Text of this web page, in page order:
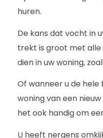
huren.
De kans dat vocht in
trekt is groot met
dien in uw woning,
Of wanneer u de
woning van een
het ook handig om
U heeft nergens